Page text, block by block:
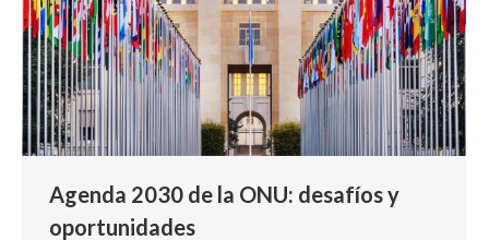
Agenda 2030 de la ONU: desafíos y
oportunidades